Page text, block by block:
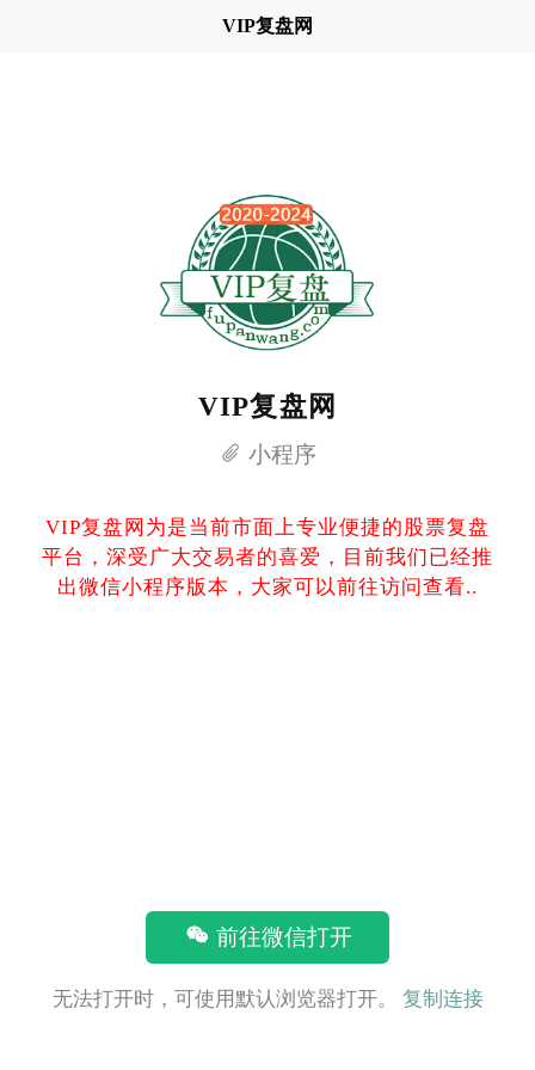
VIP复盘网
VIP复盘网
小程序
VIP复盘网为是当前市面上专业便捷的股票复盘
平台，深受广大交易者的喜爱，目前我们已经推
出微信小程序版本，大家可以前往访问查看..
前往微信打开
无法打开时，可使用默认浏览器打开。 复制连接